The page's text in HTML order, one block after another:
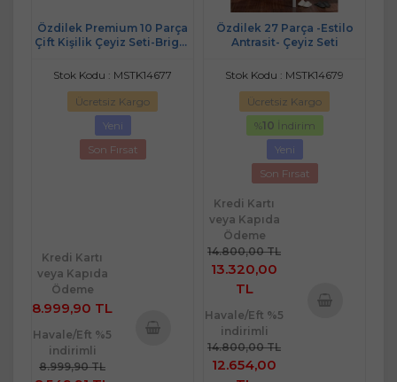
Özdilek Premium 10 Parça
Çift Kişilik Çeyiz Seti-Bright
Stok Kodu : MSTK14677
Ücretsiz Kargo
Yeni
Son Fırsat
Kredi Kartı
veya Kapıda
Ödeme
8.999,90 TL
Havale/Eft %5
indirimli
8.999,90 TL
Özdilek 27 Parça -Estilo
Antrasit- Çeyiz Seti
Stok Kodu : MSTK14679
Ücretsiz Kargo
%10 İndirim
Yeni
Son Fırsat
Kredi Kartı
veya Kapıda
Ödeme
14.800,00 TL
13.320,00
TL
Havale/Eft %5
indirimli
14.800,00 TL
12.654,00